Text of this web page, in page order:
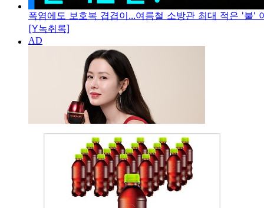
폭염에도 보호복 겹겹이...여름철 소방관 최대 적은 '불'
[Y녹취록]